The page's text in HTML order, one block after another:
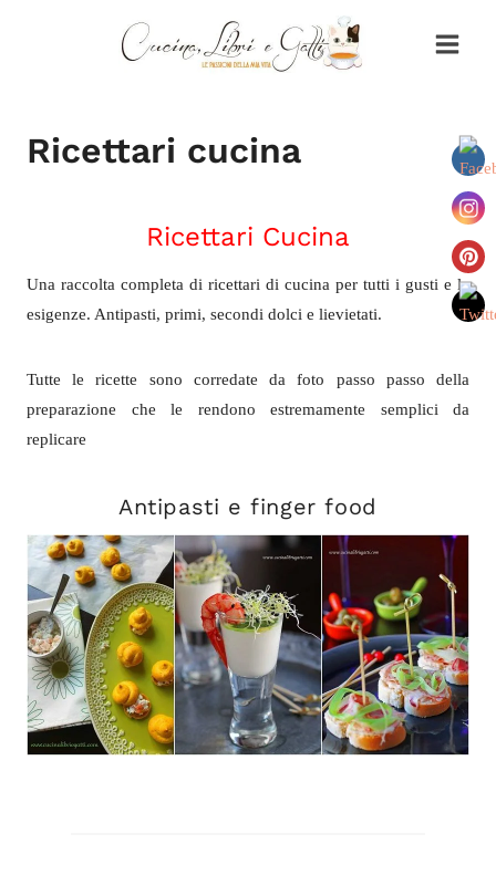
Ricettari cucina
Ricettari Cucina
Una raccolta completa di ricettari di cucina per tutti i gusti e le
esigenze. Antipasti, primi, secondi dolci e lievietati.
Tutte le ricette sono corredate da foto passo passo della
preparazione che le rendono estremamente semplici da
replicare
Antipasti e finger food